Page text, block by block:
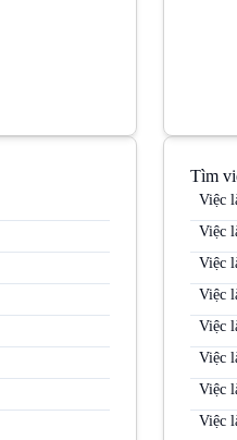
Tìm
Việc
Việc
Việc
Việc
Việc
Việc
Việc
Việc